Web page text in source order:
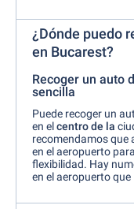
¿Dónde puedo
en Bucarest?
Recoger un auto
sencilla
Puede recoger un
en elcentro de la
recomendamos que
en el aeropuerto
flexibilidad. Hay
en el aeropuerto